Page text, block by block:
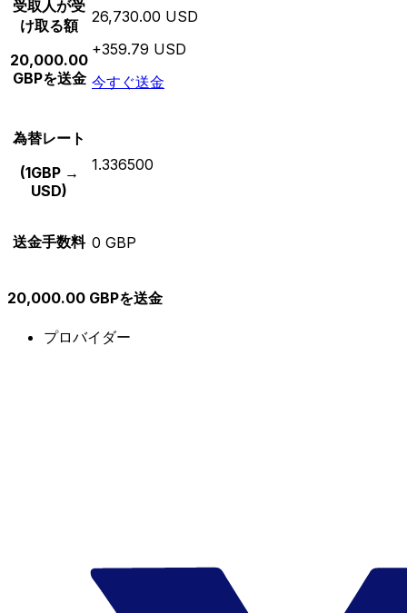
受取人が受
け取る額
20,000.00
GBPを送金
26,730.00 USD
+359.79 USD
今すぐ送金
為替レート
(1GBP →
USD)
1.336500
送金手数料 0 GBP
20,000.00 GBPを送金
プロバイダー